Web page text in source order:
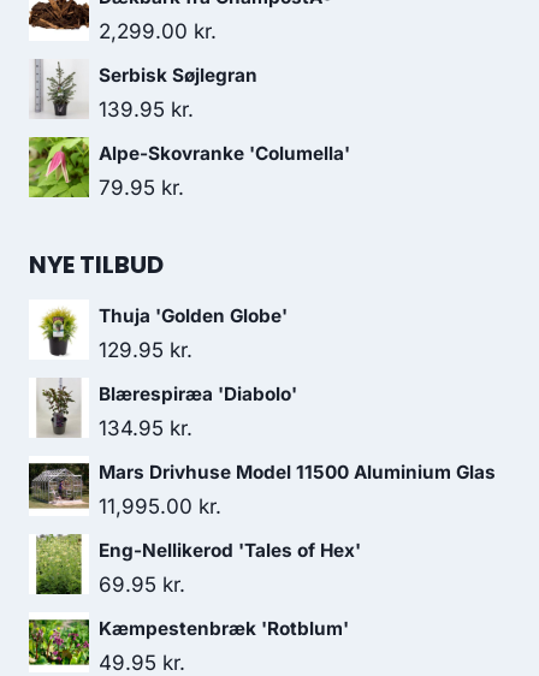
2,299.00 kr.
Serbisk Søjlegran
139.95 kr.
Alpe-Skovranke 'Columella'
79.95 kr.
NYE TILBUD
Thuja 'Golden Globe'
129.95 kr.
Blærespiræa 'Diabolo'
134.95 kr.
Mars Drivhuse Model 11500 Aluminium Glas
11,995.00 kr.
Eng-Nellikerod 'Tales of Hex'
69.95 kr.
Kæmpestenbræk 'Rotblum'
49.95 kr.